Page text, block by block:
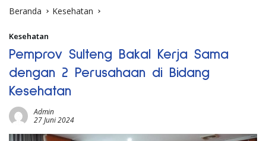
Beranda Kesehatan
Kesehatan
Pemprov Sulteng Bakal Kerja Sama
dengan 2 Perusahaan di Bidang
Kesehatan
Admin
27 Juni 2024